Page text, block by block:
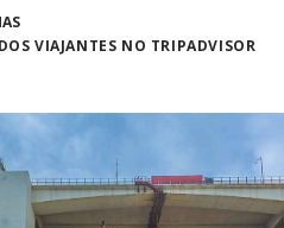
VIAJANTES NO TRIPADVISOR